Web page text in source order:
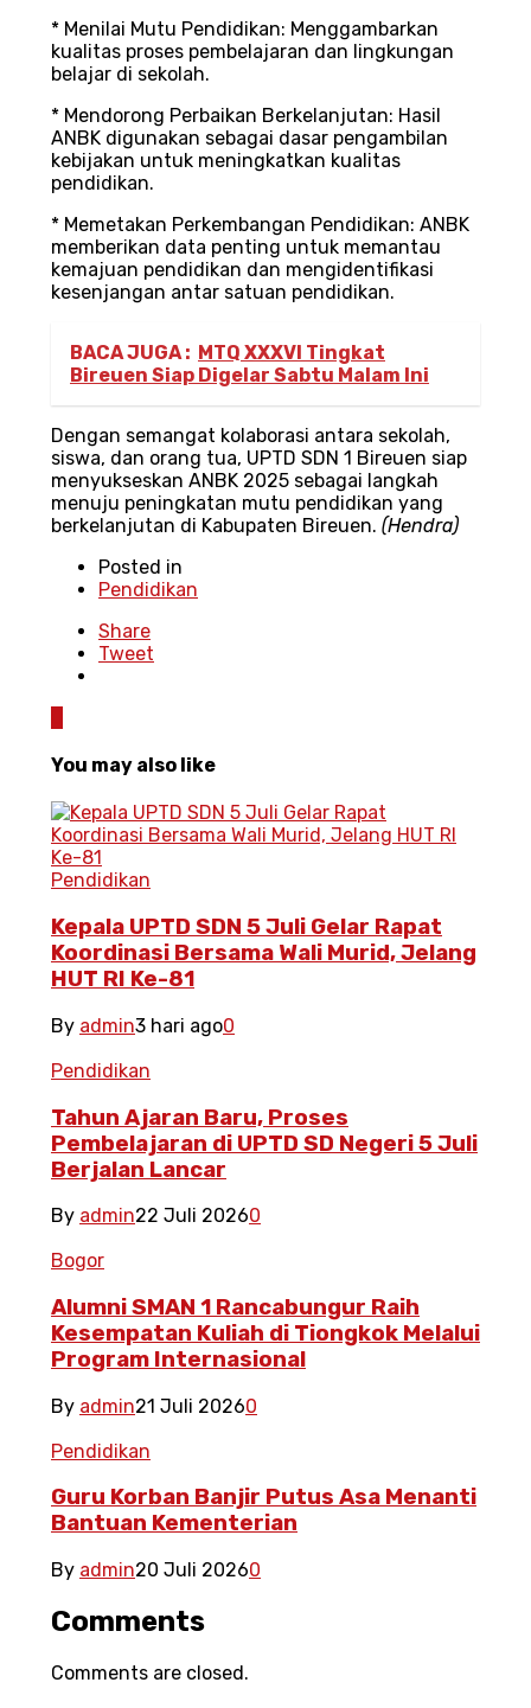
* Menilai Mutu Pendidikan: Menggambarkan
kualitas proses pembelajaran dan lingkungan
belajar di sekolah.
* Mendorong Perbaikan Berkelanjutan: Hasil
ANBK digunakan sebagai dasar pengambilan
kebijakan untuk meningkatkan kualitas
pendidikan.
* Memetakan Perkembangan Pendidikan: ANBK
memberikan data penting untuk memantau
kemajuan pendidikan dan mengidentifikasi
kesenjangan antar satuan pendidikan.
BACA JUGA : MTQ XXXVI Tingkat
Bireuen Siap Digelar Sabtu Malam Ini
Dengan semangat kolaborasi antara sekolah,
siswa, dan orang tua, UPTD SDN 1 Bireuen siap
menyukseskan ANBK 2025 sebagai langkah
menuju peningkatan mutu pendidikan yang
berkelanjutan di Kabupaten Bireuen. (Hendra)
Posted in
Pendidikan
Share
Tweet
You may also like
Pendidikan
Kepala UPTD SDN 5 Juli Gelar Rapat
Koordinasi Bersama Wali Murid, Jelang
HUT RI Ke-81
By admin3 hari ago0
Pendidikan
Tahun Ajaran Baru, Proses
Pembelajaran di UPTD SD Negeri 5 Juli
Berjalan Lancar
By admin22 Juli 20260
Bogor
Alumni SMAN 1 Rancabungur Raih
Kesempatan Kuliah di Tiongkok Melalui
Program Internasional
By admin21 Juli 20260
Pendidikan
Guru Korban Banjir Putus Asa Menanti
Bantuan Kementerian
By admin20 Juli 20260
Comments
Comments are closed.